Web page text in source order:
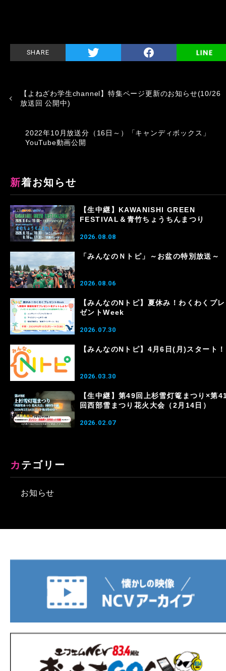
SHARE
【よねざわ学生channel】特集ページ更新のお知らせ(10/26
放送回 公開中)
2022年10月放送分（16日～）「キャンディボックス」
YouTube動画公開
新着お知らせ
【生中継】KAWANISHI GREEN
FESTIVAL＆青竹ちょうちんまつり
2026.08.08
「みんなのＮトピ」～お盆の特別放送～
2026.08.06
【みんなのNトピ】夏休み！わくわくプレ
ゼントWeek
2026.07.30
【みんなのNトピ】4月6日(月)スタート！
2026.03.30
【生中継】第49回上杉雪灯篭まつり×第
回西部雪まつり花火大会（2月14日）
2026.02.07
カテゴリー
お知らせ